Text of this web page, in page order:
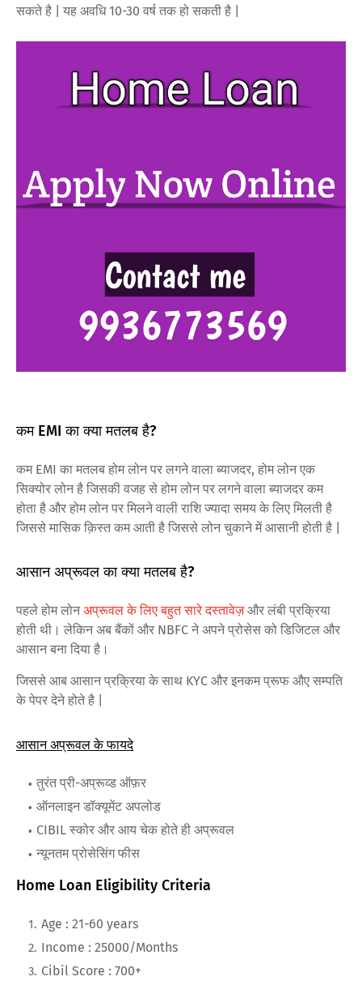
सकते है | यह अवधि 10-30 वर्ष तक हो सकती है |
कम EMI का क्या मतलब है?
कम EMI का मतलब होम लोन पर लगने वाला ब्याजदर, होम लोन एक
सिक्योर लोन है जिसकी वजह से होम लोन पर लगने वाला ब्याजदर कम
होता है और होम लोन पर मिलने वाली राशि ज्यादा समय के लिए मिलती है
जिससे मासिक क़िस्त कम आती है जिससे लोन चुकाने में आसानी होती है |
आसान अप्रूवल का क्या मतलब है?
पहले होम लोनअप्रूवल के लिए बहुत सारे दस्तावेज़और लंबी प्रक्रिया
होती थी। लेकिन अब बैंकों और NBFC ने अपने प्रोसेस को डिजिटल और
आसान बना दिया है।
जिससे आब आसान प्रक्रिया के साथ KYC और इनकम प्रूफ औए सम्पति
के पेपर देने होते है |
आसान अप्रूवल के फायदे
तुरंत प्री-अप्रूव्ड ऑफ़र
ऑनलाइन डॉक्यूमेंट अपलोड
CIBIL स्कोर और आय चेक होते ही अप्रूवल
न्यूनतम प्रोसेसिंग फीस
Home Loan Eligibility Criteria
Age : 21-60 years
Income : 25000/Months
Cibil Score : 700+